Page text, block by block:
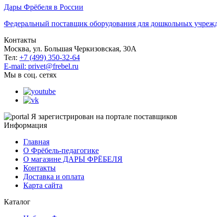
Дары Фрёбеля в России
Федеральный поставщик оборудования для дошкольных
Контакты
Москва, ул. Большая Черкизовская, 30А
Тел: +7 (499) 350-32-64
E-mail: privet@frebel.ru
Мы в соц. сетях
Я зарегистрирован на портале поставщиков
Информация
Главная
О Фрёбель-педагогике
О магазине ДАРЫ ФРЁБЕЛЯ
Контакты
Доставка и оплата
Карта сайта
Каталог